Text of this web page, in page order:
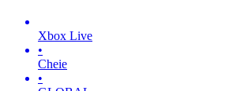
Xbox Live
•
Cheie
•